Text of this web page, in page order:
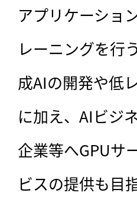
アプリケーショ
レーニングを行
成AIの開発や低
に加え、AIビジ
企業等へGPUサ
ビスの提供も目